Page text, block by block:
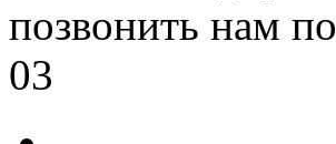
позвонить нам
03